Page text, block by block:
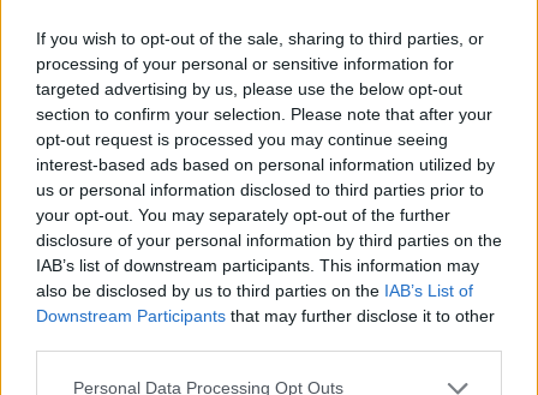
If you wish to opt-out of the sale, sharing to third parties, or
processing of your personal or sensitive information for
targeted advertising by us, please use the below opt-out
section to confirm your selection. Please note that after your
opt-out request is processed you may continue seeing
interest-based ads based on personal information utilized by
us or personal information disclosed to third parties prior to
your opt-out. You may separately opt-out of the further
disclosure of your personal information by third parties on the
IAB’s list of downstream participants. This information may
also be disclosed by us to third parties on the IAB’s List of
Downstream Participants that may further disclose it to other
Personal Data Processing Opt Outs